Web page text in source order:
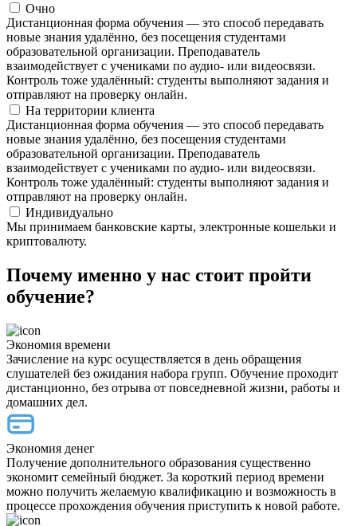
Очно
Дистанционная форма обучения — это способ передавать
новые знания удалённо, без посещения студентами
образовательной организации. Преподаватель
взаимодействует с учениками по аудио- или видеосвязи.
Контроль тоже удалённый: студенты выполняют задания и
отправляют на проверку онлайн.
На территории клиента
Дистанционная форма обучения — это способ передавать
новые знания удалённо, без посещения студентами
образовательной организации. Преподаватель
взаимодействует с учениками по аудио- или видеосвязи.
Контроль тоже удалённый: студенты выполняют задания и
отправляют на проверку онлайн.
Индивидуально
Мы принимаем банковские карты, электронные кошельки и
криптовалюту.
Почему именно у нас стоит пройти
обучение?
Экономия времени
Зачисление на курс осуществляется в день обращения
слушателей без ожидания набора групп. Обучение проходит
дистанционно, без отрыва от повседневной жизни, работы и
домашних дел.
Экономия денег
Получение дополнительного образования существенно
экономит семейный бюджет. За короткий период времени
можно получить желаемую квалификацию и возможность в
процессе прохождения обучения приступить к новой работе.